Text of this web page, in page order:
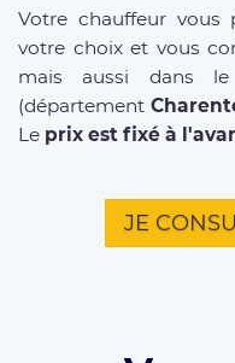
Votre chauffeur
votre choix et vous
mais aussi dans
(département
Le prix est fixé à
JE